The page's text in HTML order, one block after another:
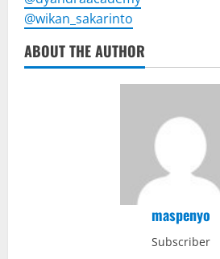
@wikan_sakarinto
ABOUT THE AUTHOR
maspenyo
Subscriber